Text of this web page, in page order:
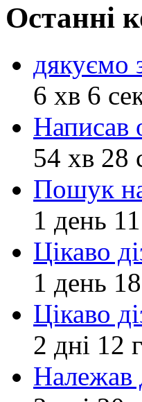
Останні
дякуємо
6 хв 6
Написав
54 хв 28
Пошук
1 день
Цікаво
1 день
Цікаво
2 дні 12
Належав